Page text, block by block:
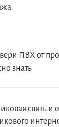
ПВХ от
знать
связь и